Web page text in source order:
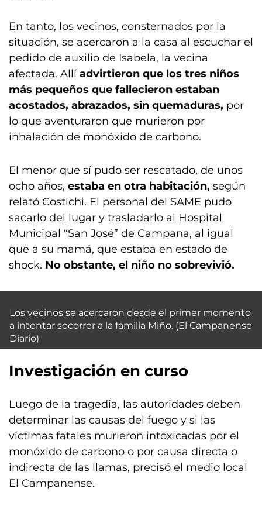
En tanto, los vecinos, consternados por la
situación, se acercaron a la casa al escuchar el
pedido de auxilio de Isabela, la vecina
afectada. Allí advirtieron que los tres niños
más pequeños que fallecieron estaban
acostados, abrazados, sin quemaduras, por
lo que aventuraron que murieron por
inhalación de monóxido de carbono.
El menor que sí pudo ser rescatado, de unos
ocho años, estaba en otra habitación, según
relató Costichi. El personal del SAME pudo
sacarlo del lugar y trasladarlo al Hospital
Municipal “San José” de Campana, al igual
que a su mamá, que estaba en estado de
shock. No obstante, el niño no sobrevivió.
Los vecinos se acercaron desde el primer momento
a intentar socorrer a la familia Miño. (El Campanense
Diario)
Investigación en curso
Luego de la tragedia, las autoridades deben
determinar las causas del fuego y si las
víctimas fatales murieron intoxicadas por el
monóxido de carbono o por causa directa o
indirecta de las llamas, precisó el medio local
El Campanense.